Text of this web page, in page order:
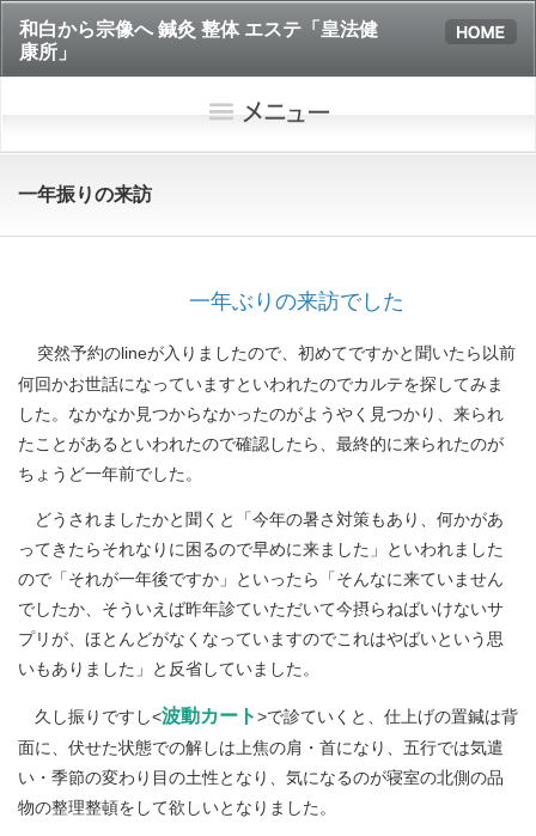
和白から宗像へ 鍼灸 整体 エステ「皇法健
康所」
一年振りの来訪
一年ぶりの来訪でした
突然予約のlineが入りましたので、初めてですかと聞いたら以前
何回かお世話になっていますといわれたのでカルテを探してみま
した。なかなか見つからなかったのがようやく見つかり、来られ
たことがあるといわれたので確認したら、最終的に来られたのが
ちょうど一年前でした。
どうされましたかと聞くと「今年の暑さ対策もあり、何かがあ
ってきたらそれなりに困るので早めに来ました」といわれました
ので「それが一年後ですか」といったら「そんなに来ていません
でしたか、そういえば昨年診ていただいて今摂らねばいけないサ
プリが、ほとんどがなくなっていますのでこれはやばいという思
いもありました」と反省していました。
久し振りですし<波動カート>で診ていくと、仕上げの置鍼は背
面に、伏せた状態での解しは上焦の肩・首になり、五行では気遣
い・季節の変わり目の土性となり、気になるのが寝室の北側の品
物の整理整頓をして欲しいとなりました。